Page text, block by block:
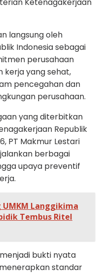
Ketenagakerjaan
langsung oleh
Indonesia sebagai
perusahaan
kerja yang sehat,
pencegahan dan
perusahaan.
yang diterbitkan
Republik
PT Makmur Lestari
berbagai
upaya preventif
UMKM Langgikima
Tembus Ritel
bukti nyata
standar